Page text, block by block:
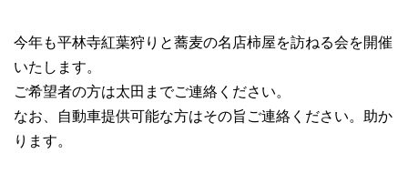
今年も平林寺紅葉狩りと蕎麦の名店柿屋を訪ねる会を開催
いたします。
ご希望者の方は太田までご連絡ください。
なお、自動車提供可能な方はその旨ご連絡ください。助か
ります。